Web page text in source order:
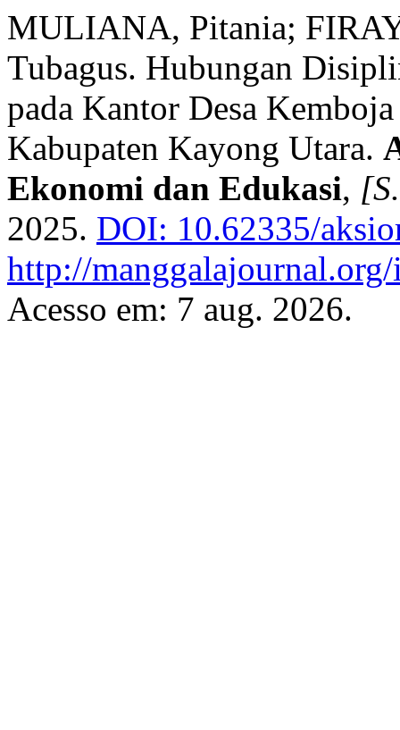
MULIANA, Pitania;
Tubagus. Hubungan
pada Kantor Desa
Kabupaten Kayong Utara.
Ekonomi dan Edukasi,
2025. DOI: 10.62335/
http://
Acesso em: 7 aug. 2026.